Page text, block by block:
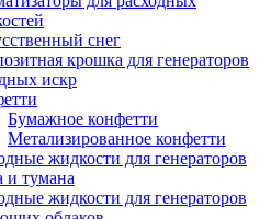
снег
крошка для генераторов
искр
Бумажное конфетти
Метализированное конфетти
жидкости для генераторов
и тумана
жидкости для генераторов